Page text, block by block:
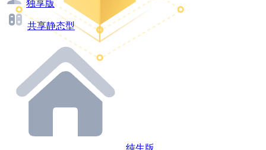
独享版
共享静态型
纯生版